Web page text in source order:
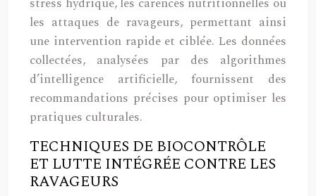
les attaques de ravageurs, permettant ainsi
une intervention rapide et ciblée. Les données
collectées, analysées par des algorithmes
d’intelligence artificielle, fournissent des
recommandations précises pour optimiser les
pratiques culturales.
TECHNIQUES DE BIOCONTRÔLE
ET LUTTE INTÉGRÉE CONTRE LES
RAVAGEURS